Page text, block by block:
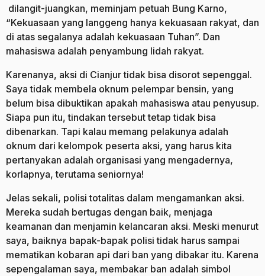
dilangit-juangkan, meminjam petuah Bung Karno,
“Kekuasaan yang langgeng hanya kekuasaan rakyat, dan
di atas segalanya adalah kekuasaan Tuhan”. Dan
mahasiswa adalah penyambung lidah rakyat.
Karenanya, aksi di Cianjur tidak bisa disorot sepenggal.
Saya tidak membela oknum pelempar bensin, yang
belum bisa dibuktikan apakah mahasiswa atau penyusup.
Siapa pun itu, tindakan tersebut tetap tidak bisa
dibenarkan. Tapi kalau memang pelakunya adalah
oknum dari kelompok peserta aksi, yang harus kita
pertanyakan adalah organisasi yang mengadernya,
korlapnya, terutama seniornya!
Jelas sekali, polisi totalitas dalam mengamankan aksi.
Mereka sudah bertugas dengan baik, menjaga
keamanan dan menjamin kelancaran aksi. Meski menurut
saya, baiknya bapak-bapak polisi tidak harus sampai
mematikan kobaran api dari ban yang dibakar itu. Karena
sepengalaman saya, membakar ban adalah simbol